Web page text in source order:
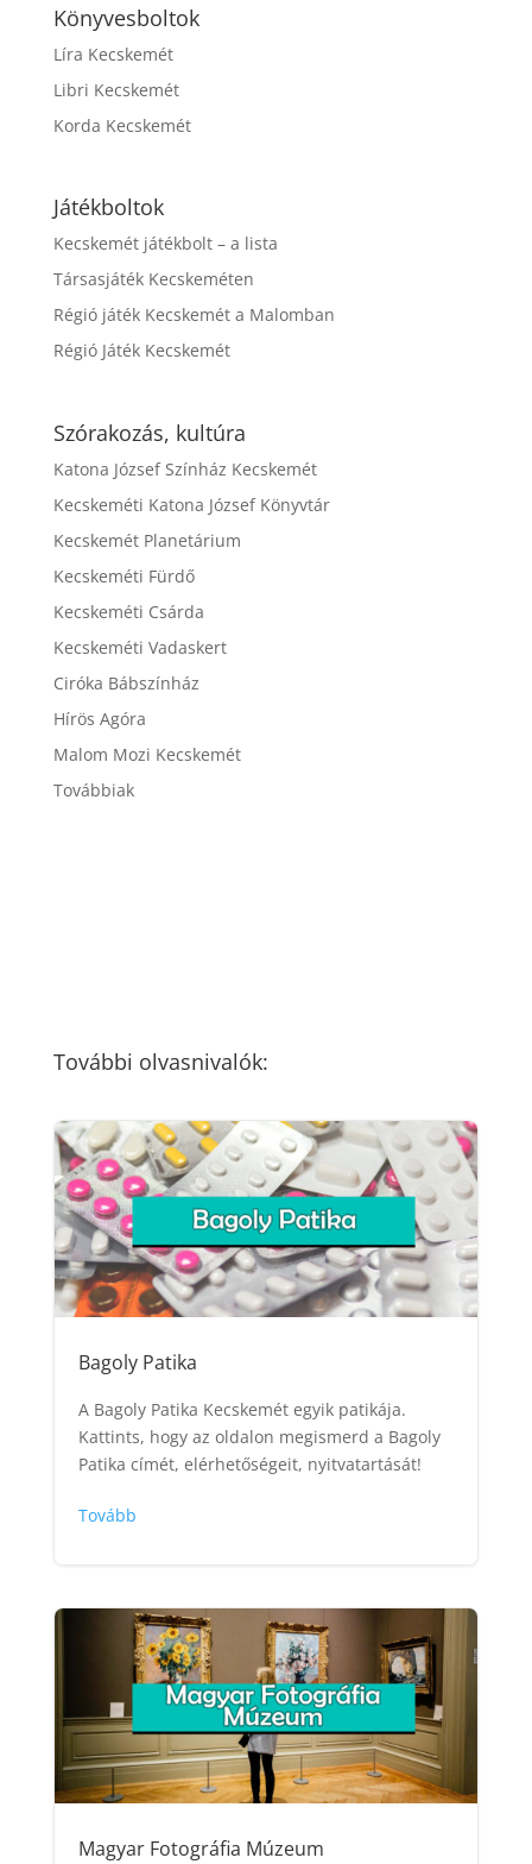
Könyvesboltok
Líra Kecskemét
Libri Kecskemét
Korda Kecskemét
Játékboltok
Kecskemét játékbolt – a lista
Társasjáték Kecskeméten
Régió játék Kecskemét a Malomban
Régió Játék Kecskemét
Szórakozás, kultúra
Katona József Színház Kecskemét
Kecskeméti Katona József Könyvtár
Kecskemét Planetárium
Kecskeméti Fürdő
Kecskeméti Csárda
Kecskeméti Vadaskert
Ciróka Bábszínház
Hírös Agóra
Malom Mozi Kecskemét
Továbbiak
További olvasnivalók:
Bagoly Patika
A Bagoly Patika Kecskemét egyik patikája.
Kattints, hogy az oldalon megismerd a Bagoly
Patika címét, elérhetőségeit, nyitvatartását!
Tovább
Magyar Fotográfia Múzeum